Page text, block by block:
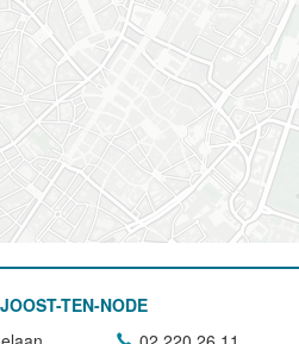
TEN-NODE